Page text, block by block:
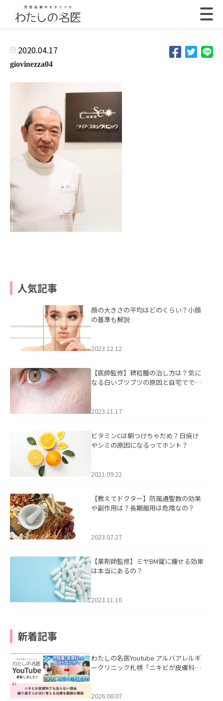
2020.04.17
giovinezza04
人気記事
顔の大きさの平均はどのくらい？小顔
の基準も解説
2023.12.12
【医師監修】稗粒腫の治し方は？気に
なる白いブツブツの原因と自宅ででき
2023.11.17
ビタミンCは朝つけちゃだめ？日焼け
やシミの原因になるってホント？
2021.09.22
【教えてドクター】防風通聖散の効果
や副作用は？長期服用は危険なの？
2023.07.27
【薬剤師監修】ミヤBM錠に痩せる効果
は本当にあるの？
2023.11.10
新着記事
わたしの名医Youtube アルバアレルギ
ークリニック札幌「ニキビが皮膚科で
ました。
2026.08.07